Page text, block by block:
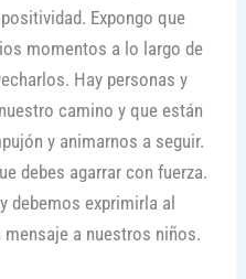
Expongo que
momentos a lo largo de
Hay personas y
camino y que están
y animarnos a seguir.
debes agarrar con fuerza.
debemos exprimirla al
a nuestros niños.